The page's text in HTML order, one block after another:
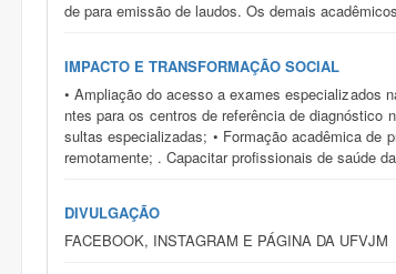
de para emissão de laudos. Os demais
IMPACTO E TRANSFORMAÇÃO SOCIAL
• Ampliação do acesso a exames especializados
ntes para os centros de referência de diagnóstico
sultas especializadas; • Formação acadêmica de
remotamente; . Capacitar profissionais de saúde
DIVULGAÇÃO
FACEBOOK, INSTAGRAM E PÁGINA DA UFVJM